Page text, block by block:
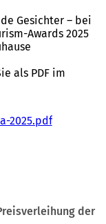
Gesichter – bei
Awards 2025
als PDF im
2025.pdf
der